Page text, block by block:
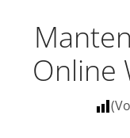
Online